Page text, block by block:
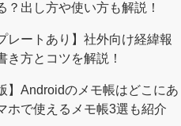
？出し方や使い方も解説！
レートあり】社外向け経緯報
き方とコツを解説！
】Androidのメモ帳はどこにあ
ホで使えるメモ帳3選も紹介